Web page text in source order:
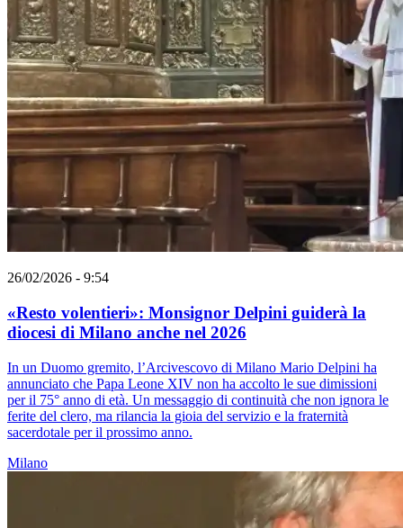
26/02/2026 - 9:54
«Resto volentieri»: Monsignor Delpini guiderà la
diocesi di Milano anche nel 2026
In un Duomo gremito, l’Arcivescovo di Milano Mario Delpini ha
annunciato che Papa Leone XIV non ha accolto le sue dimissioni
per il 75° anno di età. Un messaggio di continuità che non ignora le
ferite del clero, ma rilancia la gioia del servizio e la fraternità
sacerdotale per il prossimo anno.
Milano